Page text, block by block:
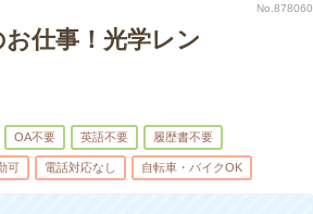
No.878060
仕事！光学レン
OA不要 英語不要 履歴書不要
可 電話対応なし 自転車・バイクOK